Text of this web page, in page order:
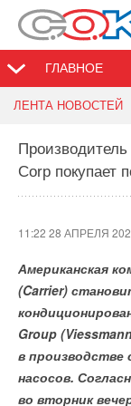
ГЛАВНОЕ
ЛЕНТА НОВОСТЕЙ
Corp покупает
11:22 28 АПРЕЛЯ
Американская
(Carrier)
Group
в
насосов.
во вторник
Старт продаж
11:19 28 АПРЕЛЯ
Европа может
энергии к 2050
11:17 28 АПРЕЛЯ
Умные
11:12 28 АПРЕЛЯ
в современных
как короткие
развития опасной
более